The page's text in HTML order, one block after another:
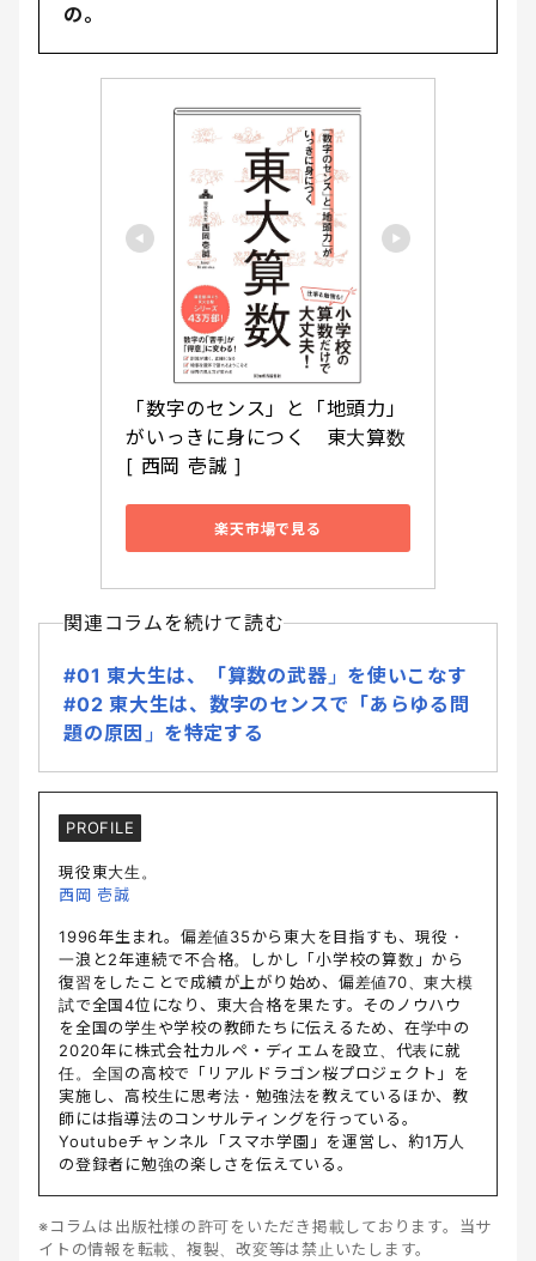
の。
「数字のセンス」と「地頭力」
がいっきに身につく　東大算数
[ 西岡 壱誠 ]
楽天市場で見る
関連コラムを続けて読む
#01 東大生は、「算数の武器」を使いこなす
#02 東大生は、数字のセンスで「あらゆる問
題の原因」を特定する
PROFILE
現役東大生。
西岡 壱誠
1996年生まれ。偏差値35から東大を目指すも、現役・
一浪と2年連続で不合格。しかし「小学校の算数」から
復習をしたことで成績が上がり始め、偏差値70、東大模
試で全国4位になり、東大合格を果たす。そのノウハウ
を全国の学生や学校の教師たちに伝えるため、在学中の
2020年に株式会社カルペ・ディエムを設立、代表に就
任。全国の高校で「リアルドラゴン桜プロジェクト」を
実施し、高校生に思考法・勉強法を教えているほか、教
師には指導法のコンサルティングを行っている。
Youtubeチャンネル「スマホ学園」を運営し、約1万人
の登録者に勉強の楽しさを伝えている。
※コラムは出版社様の許可をいただき掲載しております。当サ
イトの情報を転載、複製、改変等は禁止いたします。